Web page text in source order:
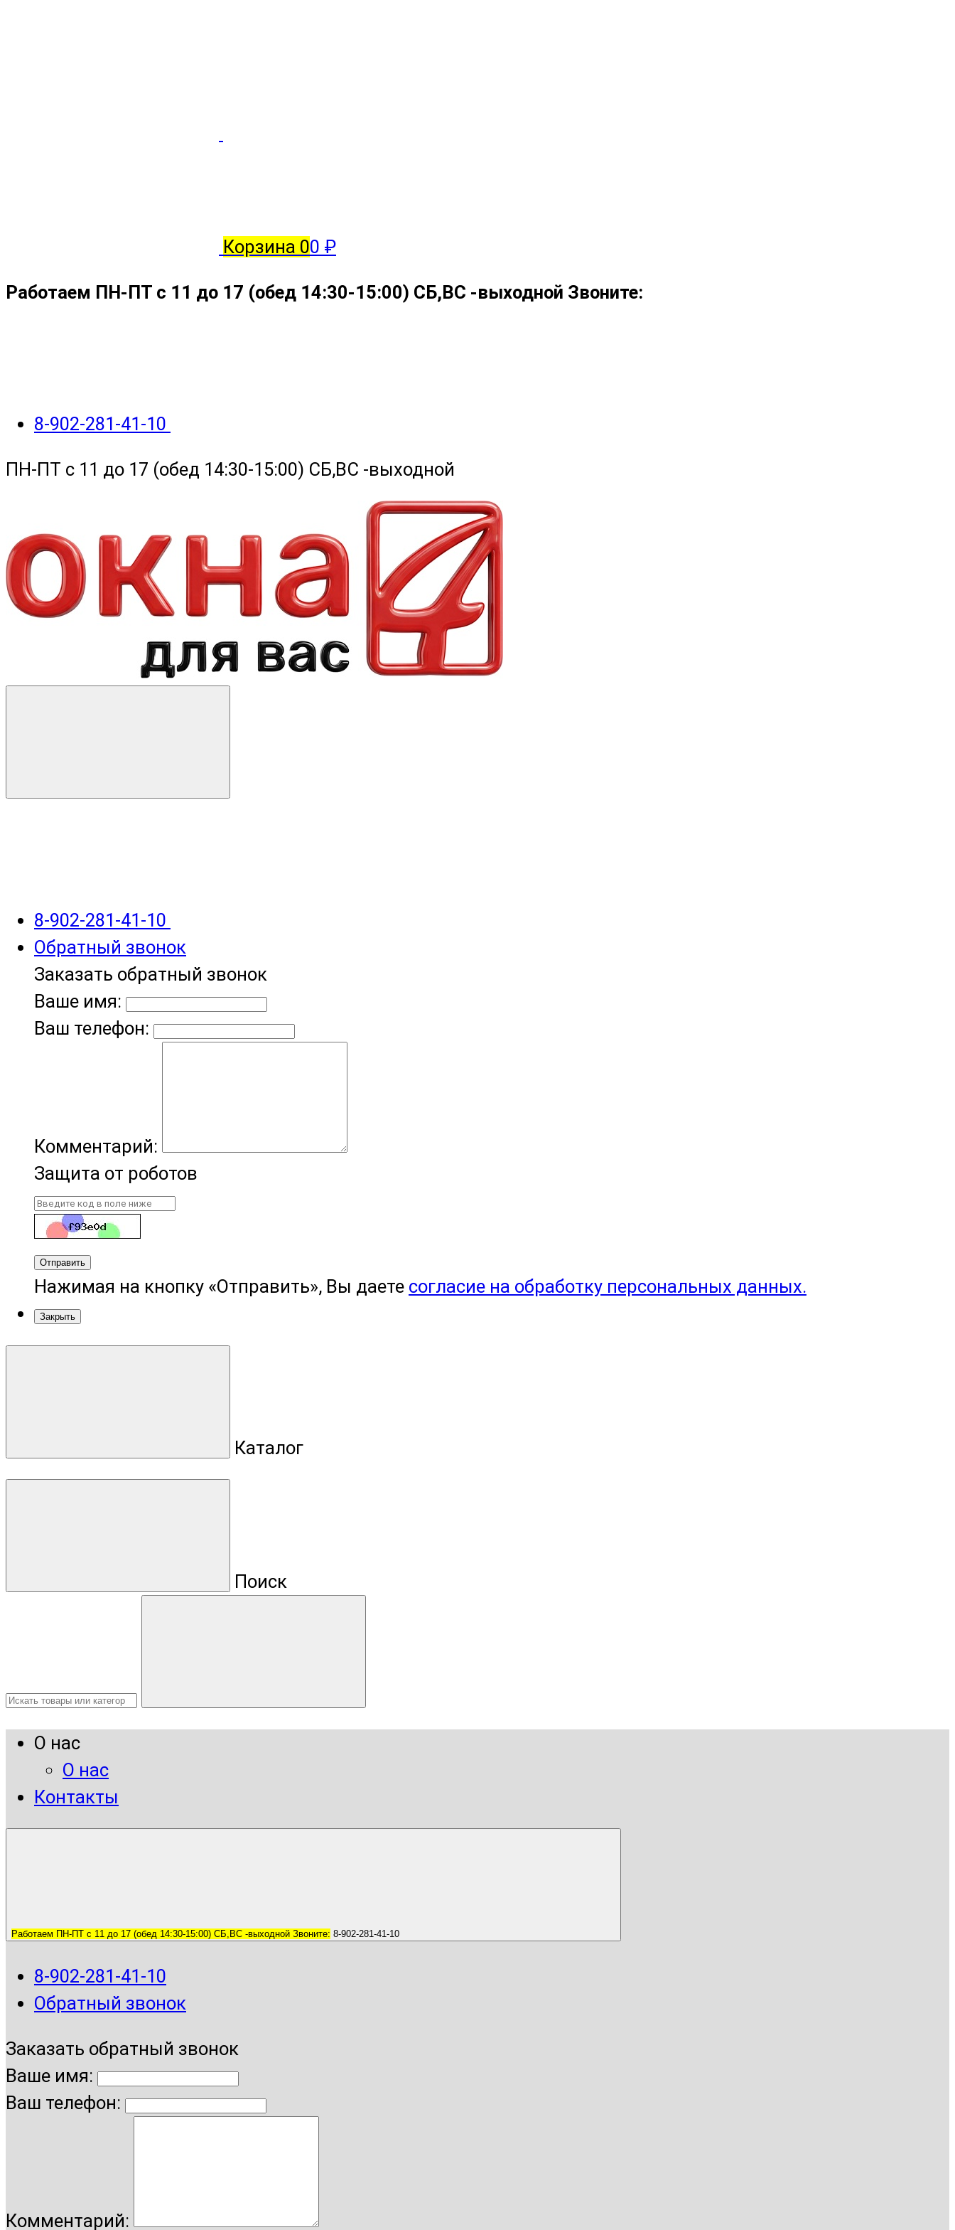
Корзина 00 ₽
Работаем ПН-ПТ с 11 до 17 (обед 14:30-15:00) СБ,ВС -выходной Звоните:
8-902-281-41-10
ПН-ПТ с 11 до 17 (обед 14:30-15:00) СБ,ВС -выходной
8-902-281-41-10
Обратный звонок
Заказать обратный звонок
Ваше имя:
Ваш телефон:
Комментарий:
Защита от роботов
Отправить
Нажимая на кнопку «Отправить», Вы даете согласие на обработку персональных данных.
Закрыть
Каталог
Поиск
О нас
О нас
Контакты
Работаем ПН-ПТ с 11 до 17 (обед 14:30-15:00) СБ,ВС -выходной Звоните: 8-902-281-41-10
8-902-281-41-10
Обратный звонок
Заказать обратный звонок
Ваше имя:
Ваш телефон:
Комментарий: